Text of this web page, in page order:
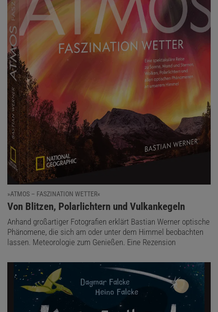
»ATMOS – FASZINATION WETTER«
:
Von Blitzen, Polarlichtern und Vulkankegeln
Anhand großartiger Fotografien erklärt Bastian Werner optische
Phänomene, die sich am oder unter dem Himmel beobachten
lassen. Meteorologie zum Genießen. Eine Rezension